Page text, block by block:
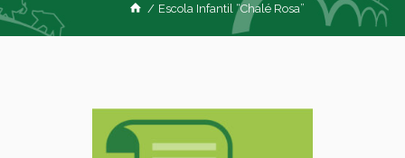
/ Escola Infantil “Chalé Rosa”